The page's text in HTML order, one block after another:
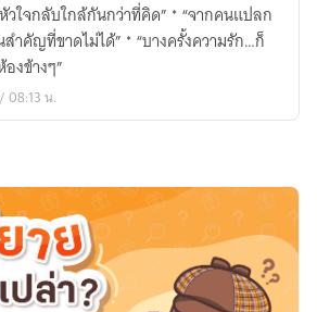
ใจกลับใกล้กันกว่าที่คิด” * “จากคนแปลก
ำคัญที่ขาดไม่ได้” * “บางครั้งความรัก…ก็
งข้างๆ”
08:13 น.